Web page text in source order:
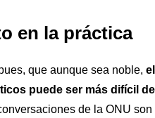
en la práctica
que aunque sea noble,
puede ser más difícil
de la ONU